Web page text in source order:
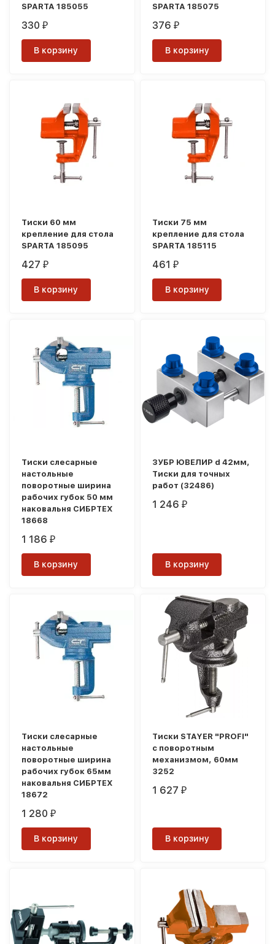
SPARTA 185055
330₽
В корзину
SPARTA 185075
376₽
В корзину
Тиски 60 мм
крепление для стола
SPARTA 185095
427₽
В корзину
Тиски 75 мм
крепление для стола
SPARTA 185115
461₽
В корзину
Тиски слесарные
настольные
поворотные ширина
рабочих губок 50 мм
наковальня СИБРТЕХ
18668
1 186₽
В корзину
ЗУБР ЮВЕЛИР d 42мм,
Тиски для точных
работ (32486)
1 246₽
В корзину
Тиски слесарные
настольные
поворотные ширина
рабочих губок 65мм
наковальня СИБРТЕХ
18672
1 280₽
В корзину
Тиски STAYER "PROFI"
с поворотным
механизмом, 60мм
3252
1 627₽
В корзину